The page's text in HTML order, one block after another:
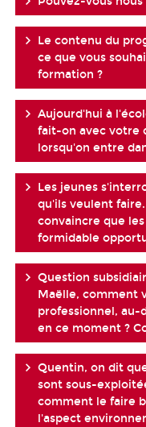
Le contenu du
ce que vous
formation ?
Aujourd'hui à
fait-on avec votre
lorsqu'on entre
Les jeunes
qu'ils veulent
convaincre que
formidable
Question
Maëlle, comment
professionnel, au-
en ce moment ?
Quentin, on dit
sont sous-
comment le faire
l'aspect